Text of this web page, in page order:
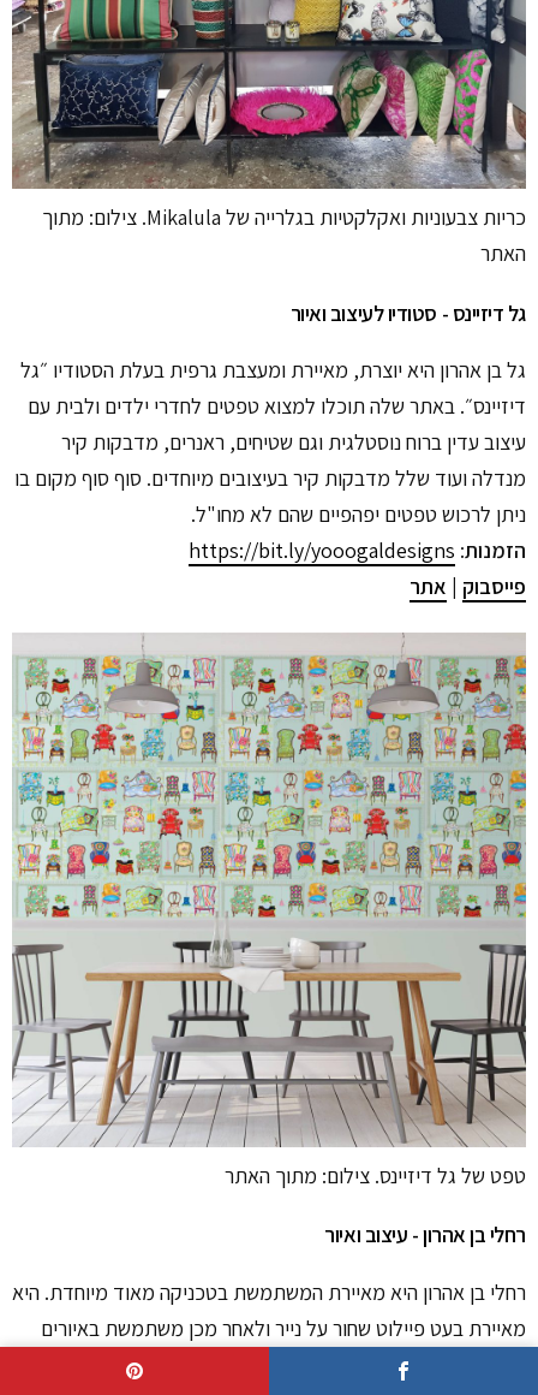
כריות צבעוניות ואקלקטיות בגלרייה של Mikalula. צילום: מתוך
האתר
גל דיזיינס - סטודיו לעיצוב ואיור
גל בן אהרון היא יוצרת, מאיירת ומעצבת גרפית בעלת הסטודיו ״גל
דיזיינס״. באתר שלה תוכלו למצוא טפטים לחדרי ילדים ולבית עם
עיצוב עדין ברוח נוסטלגית וגם שטיחים, ראנרים, מדבקות קיר
מנדלה ועוד שלל מדבקות קיר בעיצובים מיוחדים. סוף סוף מקום בו
ניתן לרכוש טפטים יפהפיים שהם לא מחו"ל.
הזמנות:
https://bit.ly/yooogaldesigns
פייסבוק | אתר
טפט של גל דיזיינס. צילום: מתוך האתר
רחלי בן אהרון - עיצוב ואיור
רחלי בן אהרון היא מאיירת המשתמשת בטכניקה מאוד מיוחדת. היא
מאיירת בעט פיילוט שחור על נייר ולאחר מכן משתמשת באיורים
ליצירת מגוון של פריטי עיצוב לבית ואקססוריז, כמו תמונות עץ,